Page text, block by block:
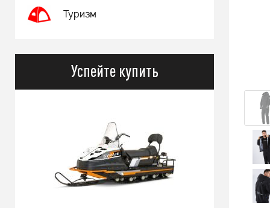
Туризм
Успейте купить